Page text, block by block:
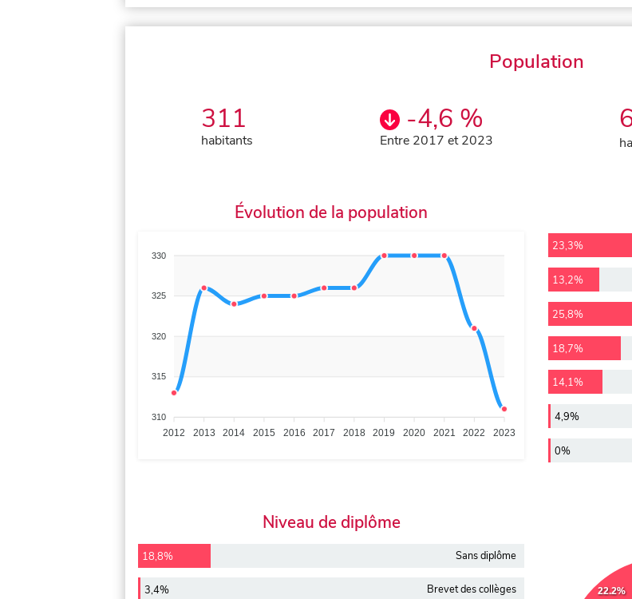
Population
311
habitants
-4,6 %
Entre 2017 et 2023
Évolution de la population
330
325
320
315
310
2012 2013 2014 2015 2016 2017 2018 2019 2020 2021 2022 2023
23,3%
13,2%
25,8%
18,7%
14,1%
4,9%
0%
Niveau de diplôme
18,8% Sans diplôme
3,4% Brevet des collèges 22.2%